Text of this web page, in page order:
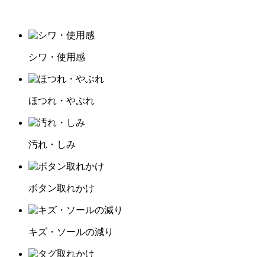
シワ・使用感
ほつれ・やぶれ
汚れ・しみ
ボタン取れかけ
キズ・ソールの減り